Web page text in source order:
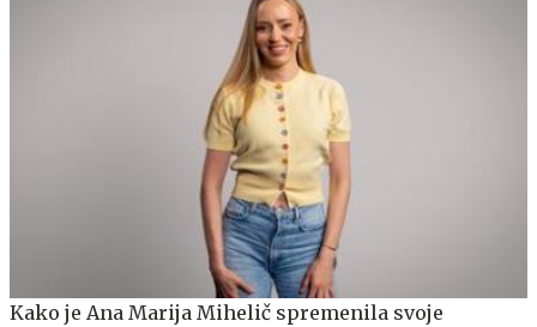
Kako je Ana Marija Mihelič spremenila svoje